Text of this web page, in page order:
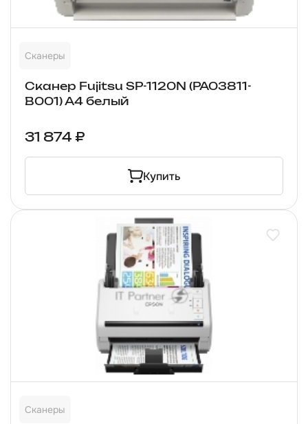
Сканеры
Сканер Fujitsu SP-1120N (PA03811-
B001) A4 белый
31 874 ₽
Купить
Сканеры